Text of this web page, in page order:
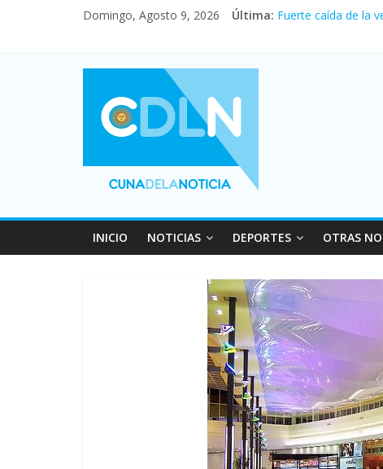
Domingo, Agosto 9, 2026 Última: Vacaciones de
Fuerte caída de la
Desde que
INICIO NOTICIAS DEPORTES OTRAS